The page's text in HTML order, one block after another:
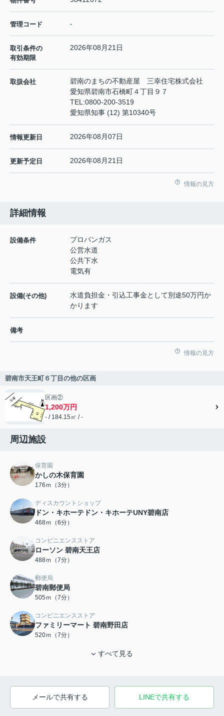
管理コード -
取引条件の
有効期限
2026年08月21日
取扱会社
碧南のまちの不動産屋 三幸住宅株式会社
愛知県碧南市石橋町４丁目９７
TEL:0800-200-3519
愛知県知事 (12) 第10340号
情報更新日 2026年08月07日
更新予定日 2026年08月21日
情報の見方
詳細情報
設備条件
プロパンガス
公営水道
公共下水
電気有
設備(その他)
水道負担金・引込工事金として別途50万円か
かります
備考
情報の見方
碧南市天王町６丁目の他の区画
区画②
1,200万円
- / 184.15㎡ / -
周辺施設
保育園
かしの木保育園
176ｍ（3分）
ディスカウントショップ
ドン・キホーテドン・キホーテUNY碧南店
468ｍ（6分）
コンビニエンスストア
ローソン 碧南天王店
488ｍ（7分）
郵便局
碧南郵便局
505ｍ（7分）
コンビニエンスストア
ファミリーマート 碧南野田店
520ｍ（7分）
すべて見る
メールで共有する LINEで共有する